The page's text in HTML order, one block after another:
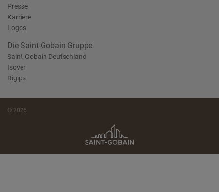
Presse
Karriere
Logos
Die Saint-Gobain Gruppe
Saint-Gobain Deutschland
Isover
Rigips
© 2026